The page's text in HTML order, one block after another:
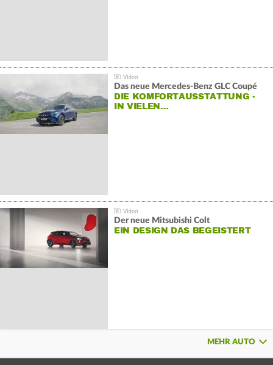
Das neue Mercedes-Benz GLC Coupé
DIE KOMFORTAUSSTATTUNG -
IN VIELEN…
Der neue Mitsubishi Colt
EIN DESIGN DAS BEGEISTERT
MEHR AUTO